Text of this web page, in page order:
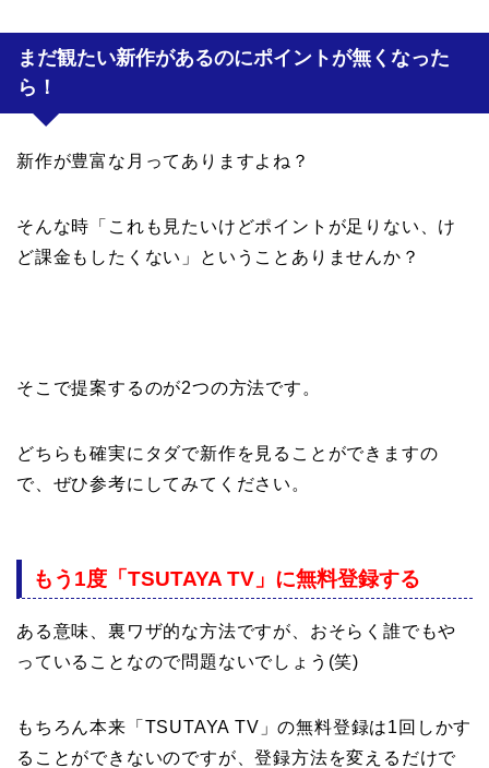
まだ観たい新作があるのにポイントが無くなった
ら！
新作が豊富な月ってありますよね？
そんな時「これも見たいけどポイントが足りない、け
ど課金もしたくない」ということありませんか？
そこで提案するのが2つの方法です。
どちらも確実にタダで新作を見ることができますの
で、ぜひ参考にしてみてください。
もう1度「TSUTAYA TV」に無料登録する
ある意味、裏ワザ的な方法ですが、おそらく誰でもや
っていることなので問題ないでしょう(笑)
もちろん本来「TSUTAYA TV」の無料登録は1回しかす
ることができないのですが、登録方法を変えるだけで